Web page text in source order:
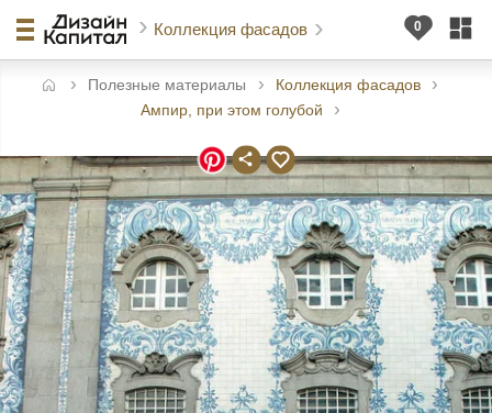
Коллекция фасадов
Полезные материалы
Коллекция фасадов
Ампир, при этом голубой